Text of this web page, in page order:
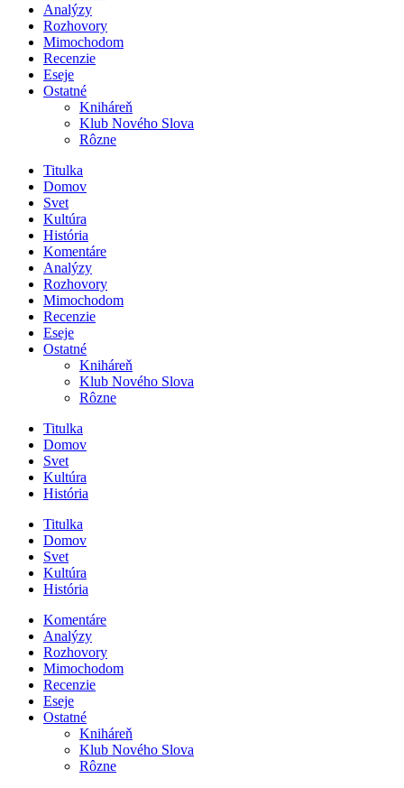
Analýzy
Rozhovory
Mimochodom
Recenzie
Eseje
Ostatné
Kniháreň
Klub Nového Slova
Rôzne
Titulka
Domov
Svet
Kultúra
História
Komentáre
Analýzy
Rozhovory
Mimochodom
Recenzie
Eseje
Ostatné
Kniháreň
Klub Nového Slova
Rôzne
Titulka
Domov
Svet
Kultúra
História
Titulka
Domov
Svet
Kultúra
História
Komentáre
Analýzy
Rozhovory
Mimochodom
Recenzie
Eseje
Ostatné
Kniháreň
Klub Nového Slova
Rôzne